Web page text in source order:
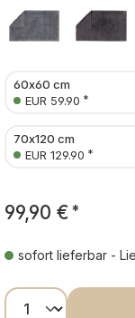
60x60 cm
EUR 59.90 *
70x120 cm
EUR 129.90 *
99,90 € *
sofort lieferbar -
Produkt